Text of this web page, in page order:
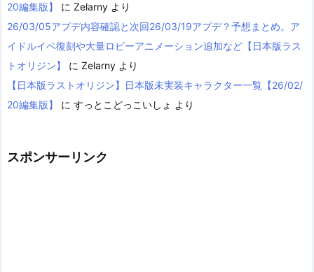
20編集版】
に Zelarny より
26/03/05アプデ内容確認と次回26/03/19アプデ？予想まとめ。ア
イドルイベ復刻や大量ロビーアニメーション追加など【日本版ラス
トオリジン】
に Zelarny より
【日本版ラストオリジン】日本版未実装キャラクター一覧【26/02/
20編集版】
に すっとこどっこいしょ より
スポンサーリンク